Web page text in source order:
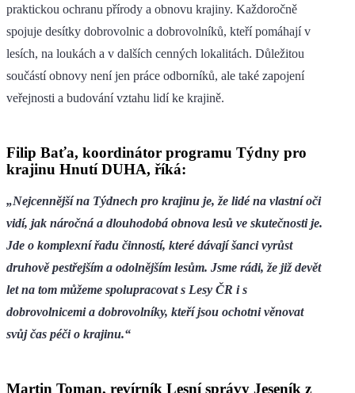
praktickou ochranu přírody a obnovu krajiny. Každoročně
spojuje desítky dobrovolnic a dobrovolníků, kteří pomáhají v
lesích, na loukách a v dalších cenných lokalitách. Důležitou
součástí obnovy není jen práce odborníků, ale také zapojení
veřejnosti a budování vztahu lidí ke krajině.
Filip Baťa, koordinátor programu Týdny pro
krajinu Hnutí DUHA, říká:
„Nejcennější na Týdnech pro krajinu je, že lidé na vlastní oči
vidí, jak náročná a dlouhodobá obnova lesů ve skutečnosti je.
Jde o komplexní řadu činností, které dávají šanci vyrůst
druhově pestřejším a odolnějším lesům. Jsme rádi, že již devět
let na tom můžeme spolupracovat s Lesy ČR i s
dobrovolnicemi a dobrovolníky, kteří jsou ochotni věnovat
svůj čas péči o krajinu.“
Martin Toman, revírník Lesní správy Jeseník z